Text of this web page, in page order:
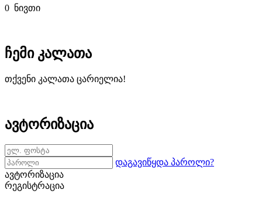
0 ნივთი
ჩემი კალათა
თქვენი კალათა ცარიელია!
ავტორიზაცია
დაგავიწყდა პაროლი?
ავტორიზაცია
რეგისტრაცია